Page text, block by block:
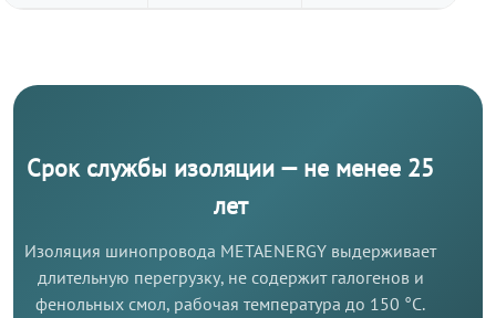
Срок службы изоляции — не менее 25
лет
Изоляция шинопровода METAENERGY выдерживает
длительную перегрузку, не содержит галогенов и
фенольных смол, рабочая температура до 150 °C.